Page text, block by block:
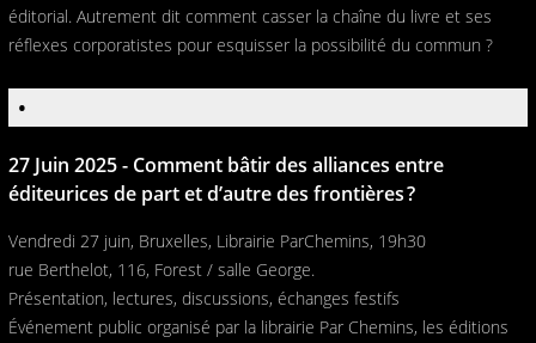
éditorial. Autrement dit comment casser la chaîne du livre et ses
réflexes corporatistes pour esquisser la possibilité du commun ?
•
27 Juin 2025 - Comment bâtir des alliances entre
éditeurices de part et d’autre des frontières ?
Vendredi 27 juin, Bruxelles, Librairie ParChemins, 19h30
rue Berthelot, 116, Forest / salle George.
Présentation, lectures, discussions, échanges festifs
Événement public organisé par la librairie Par Chemins, les éditions